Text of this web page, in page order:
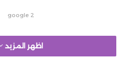
google 2
لكن حتى عندما نقاتل من أجل
اظهر المزيد